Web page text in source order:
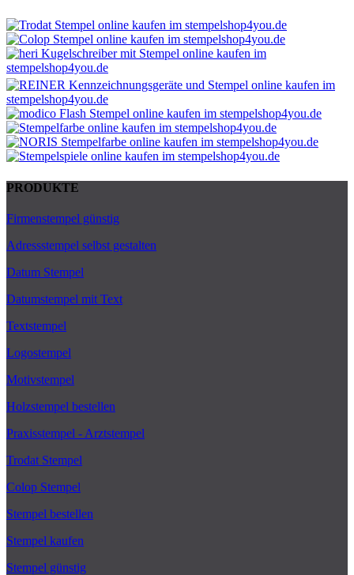
PRODUKTE
Firmenstempel günstig
Adressstempel selbst gestalten
Datum Stempel
Datumstempel mit Text
Textstempel
Logostempel
Motivstempel
Holzstempel bestellen
Praxisstempel - Arztstempel
Trodat Stempel
Colop Stempel
Stempel bestellen
Stempel kaufen
Stempel günstig